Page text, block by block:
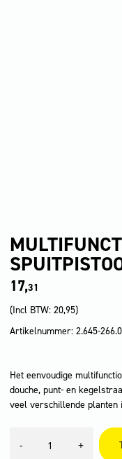
17,31
(Incl BTW: 20,95)
Artikelnummer: 2.645-266.0
Het eenvoudige
douche, punt- en
veel verschillende planten
-
spuitpistool
+